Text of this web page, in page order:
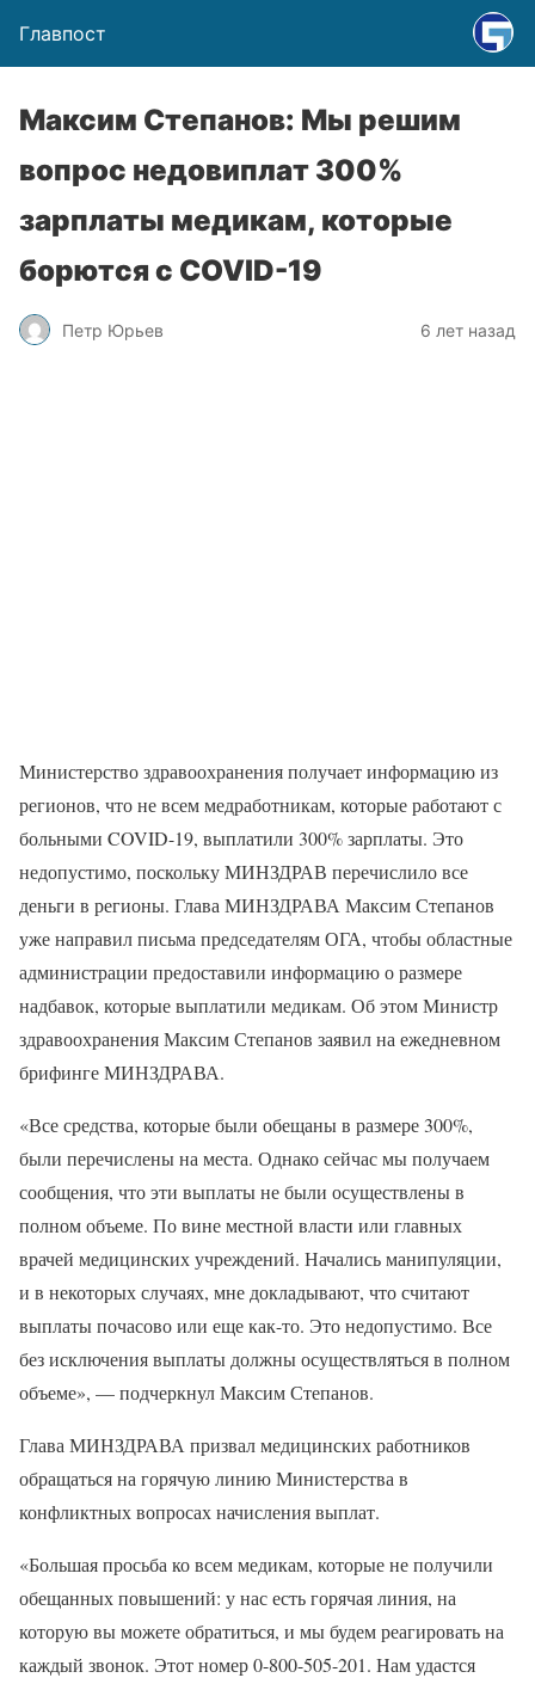
Главпост
Максим Степанов: Мы решим
вопрос недовиплат 300%
зарплаты медикам, которые
борются с COVID-19
Петр Юрьев 6 лет назад
Министерство здравоохранения получает информацию из
регионов, что не всем медработникам, которые работают с
больными COVID-19, выплатили 300% зарплаты. Это
недопустимо, поскольку МИНЗДРАВ перечислило все
деньги в регионы. Глава МИНЗДРАВА Максим Степанов
уже направил письма председателям ОГА, чтобы областные
администрации предоставили информацию о размере
надбавок, которые выплатили медикам. Об этом Министр
здравоохранения Максим Степанов заявил на ежедневном
брифинге МИНЗДРАВА.
«Все средства, которые были обещаны в размере 300%,
были перечислены на места. Однако сейчас мы получаем
сообщения, что эти выплаты не были осуществлены в
полном объеме. По вине местной власти или главных
врачей медицинских учреждений. Начались манипуляции,
и в некоторых случаях, мне докладывают, что считают
выплаты почасово или еще как-то. Это недопустимо. Все
без исключения выплаты должны осуществляться в полном
объеме», — подчеркнул Максим Степанов.
Глава МИНЗДРАВА призвал медицинских работников
обращаться на горячую линию Министерства в
конфликтных вопросах начисления выплат.
«Большая просьба ко всем медикам, которые не получили
обещанных повышений: у нас есть горячая линия, на
которую вы можете обратиться, и мы будем реагировать на
каждый звонок. Этот номер 0-800-505-201. Нам удастся